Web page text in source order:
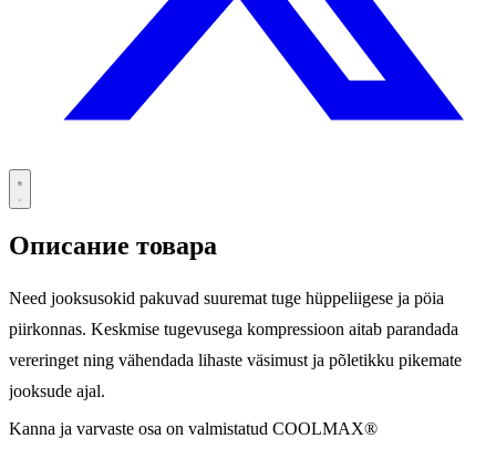
Описание товара
Need jooksusokid pakuvad suuremat tuge hüppeliigese ja pöia
piirkonnas. Keskmise tugevusega kompressioon aitab parandada
vereringet ning vähendada lihaste väsimust ja põletikku pikemate
jooksude ajal.
Kanna ja varvaste osa on valmistatud COOLMAX®